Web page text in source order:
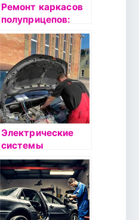
Ремонт каркасов
полуприцепов:
особенности,
этапы и важные
моменты
Электрические
системы
автомобилей: Как
выбрать
автоэлектрика и
не ошибиться